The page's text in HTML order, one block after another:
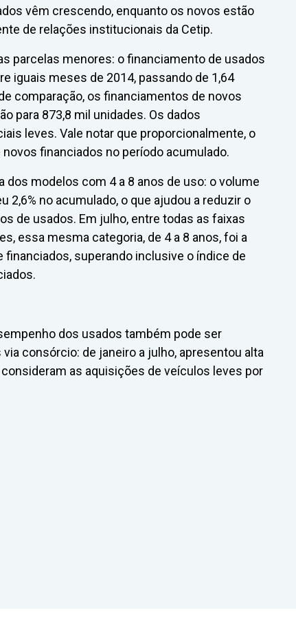
vêm crescendo, enquanto os novos estão
de relações institucionais da Cetip.
parcelas menores: o financiamento de usados
iguais meses de 2014, passando de 1,64
comparação, os financiamentos de novos
para 873,8 mil unidades. Os dados
leves. Vale notar que proporcionalmente, o
financiados no período acumulado.
dos modelos com 4 a 8 anos de uso: o volume
no acumulado, o que ajudou a reduzir o
de usados. Em julho, entre todas as faixas
essa mesma categoria, de 4 a 8 anos, foi a
superando inclusive o índice de
dos usados também pode ser
consórcio: de janeiro a julho, apresentou alta
consideram as aquisições de veículos leves por